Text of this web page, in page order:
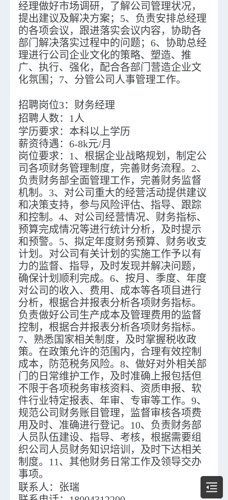
经理做好市场调研，了解公司管理状况，
提出建议及解决方案；5、负责安排总经理
的各项会议，跟进落实会议内容，协助各
部门解决落实过程中的问题；6、协助总经
理进行公司企业文化的策略、塑造、推
广、执行、强化，配合各部门营造企业文
化氛围；7、分管公司人事管理工作。
招聘岗位3： 财务经理
招聘人数： 1 人
学历要求： 本科以上学历
薪资待遇： 6-8k元/月
岗位要求：1、根据企业战略规划，制定公
司各项财务管理制度，完善财务流程。2、
负责财务部全面管理工作，完善财务监督
机制。3、对公司重大的经营活动提供建议
和决策支持，参与风险评估、指导、跟踪
和控制。4、对公司经营情况、财务指标、
预算完成情况等进行统计分析，及时提示
和预警。5、拟定年度财务预算、财务收支
计划。对公司有关计划的实施工作予以有
力的监督、指导，及时发现并解决问题，
确保计划顺利完成。6、按月、季度、年度
对公司的收入、费用、成本等各项目进行
分析，根据合并报表分析各项财务指标。
负责做好公司生产成本及管理费用的监督
控制，根据合并报表分析各项财务指标。
7、熟悉国家相关制度，及时掌握税收政
策。在政策允许的范围内，合理有效控制
成本，防范税务风险。8、做好对外相关部
门的日常维护工作，及时准确上报包括但
不限于各项税务审核资料、资质申报、软
件行业特定报表、年审、专审等工作。9、
规范公司财务账目管理，监督审核各项费
用及时、准确进行登记。10、负责财务部
人员队伍建设、指导、考核，根据需要组
织公司人员财务知识培训，及时下达相关
制度。11、其他财务日常工作及领导交办
事项。
联系人： 张瑞